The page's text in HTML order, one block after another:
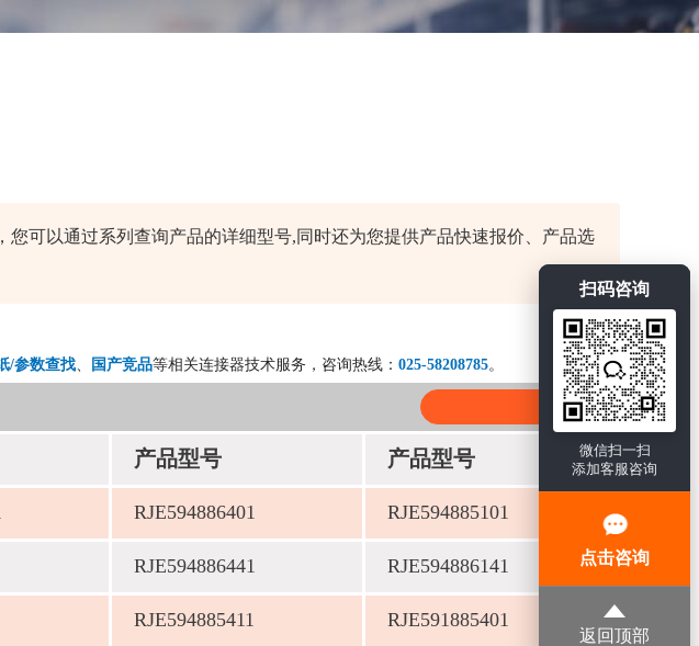
扫码咨询
微信扫一扫
添加客服咨询
点击咨询
返回顶部
可以通过系列查询产品的详细型号,同时还为您提供产品快速报价、产品选
/参数查找、 国产竞品等相关连接器技术服务，咨询热线： 025-58208785。
产品型号 产品型号
RJE594886401 RJE594885101
RJE594886441 RJE594886141
RJE594885411 RJE591885401